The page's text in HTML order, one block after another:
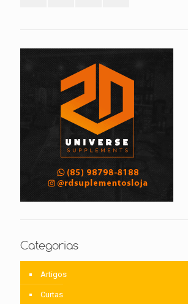
Categorias
Artigos
Curtas